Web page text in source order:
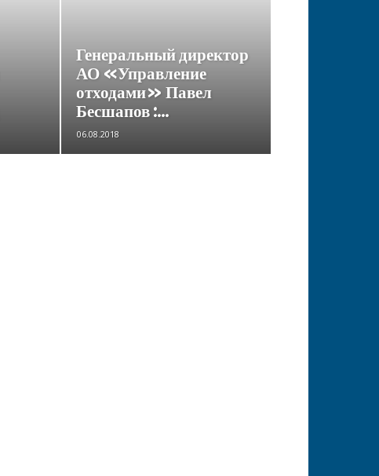
Генеральный директор
АО «Управление
отходами» Павел
Бесшапов :...
06.08.2018